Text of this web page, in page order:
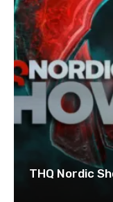
THQ Nordic